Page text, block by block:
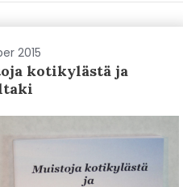
2015
kotikylästä ja